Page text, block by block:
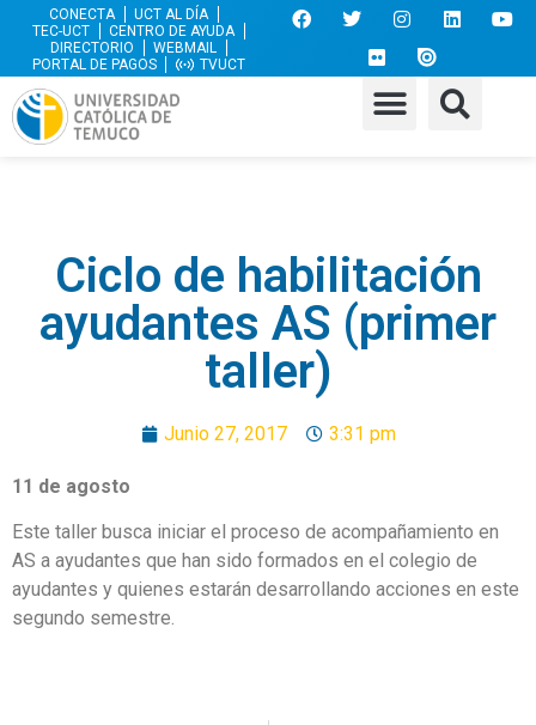
CONECTA
UCT AL DÍA
TEC-UCT
CENTRO DE AYUDA
DIRECTORIO
WEBMAIL
PORTAL DE PAGOS
TVUCT
Ciclo de habilitación
ayudantes AS (primer
taller)
Junio 27, 2017 3:31 pm
11 de agosto
Este taller busca iniciar el proceso de acompañamiento en
AS a ayudantes que han sido formados en el colegio de
ayudantes y quienes estarán desarrollando acciones en este
segundo semestre.